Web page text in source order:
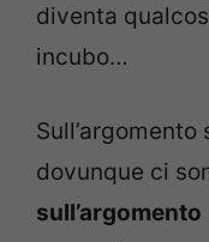
diventa
incubo…
dovunque ci
sull’argomento